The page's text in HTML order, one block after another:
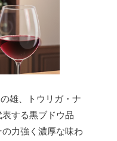
雄、トウリガ・ナ
する黒ブドウ品
力強く濃厚な味わ